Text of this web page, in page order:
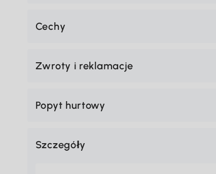
Cechy
Zwroty i reklamacje
Popyt hurtowy
Szczegóły